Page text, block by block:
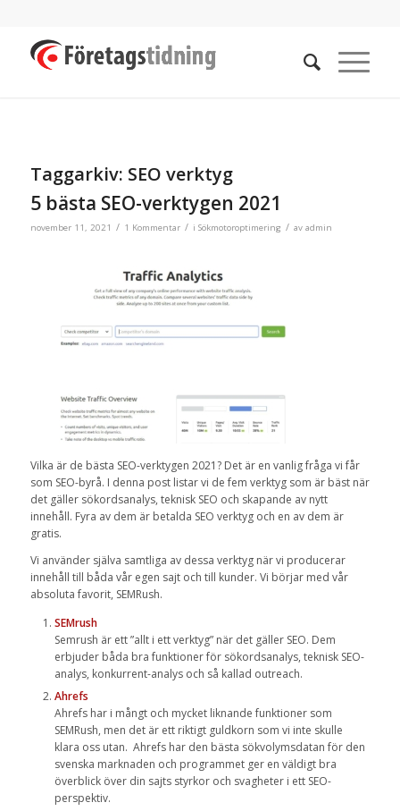
Taggarkiv: SEO verktyg
5 bästa SEO-verktygen 2021
november 11, 2021 / 1 Kommentar / i Sökmotoroptimering / av admin
Vilka är de bästa SEO-verktygen 2021? Det är en vanlig fråga vi får
som SEO-byrå. I denna post listar vi de fem verktyg som är bäst när
det gäller sökordsanalys, teknisk SEO och skapande av nytt
innehåll. Fyra av dem är betalda SEO verktyg och en av dem är
gratis.
Vi använder själva samtliga av dessa verktyg när vi producerar
innehåll till båda vår egen sajt och till kunder. Vi börjar med vår
absoluta favorit, SEMRush.
SEMrush
Semrush är ett ”allt i ett verktyg” när det gäller SEO. Dem
erbjuder båda bra funktioner för sökordsanalys, teknisk SEO-
analys, konkurrent-analys och så kallad outreach.
Ahrefs
Ahrefs har i mångt och mycket liknande funktioner som
SEMRush, men det är ett riktigt guldkorn som vi inte skulle
klara oss utan. Ahrefs har den bästa sökvolymsdatan för den
svenska marknaden och programmet ger en väldigt bra
överblick över din sajts styrkor och svagheter i ett SEO-
perspektiv.